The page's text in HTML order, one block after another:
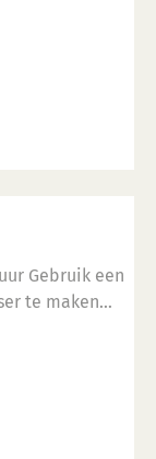
transparant
Gebruik een
te maken
transparant